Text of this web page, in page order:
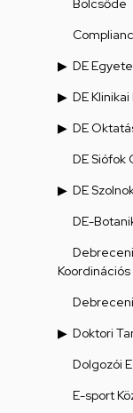
Bölcsőde
DE
DE
DE
DE Siófok
DE
DE-
Koordinációs
Doktori
Dolgozói
E-sport